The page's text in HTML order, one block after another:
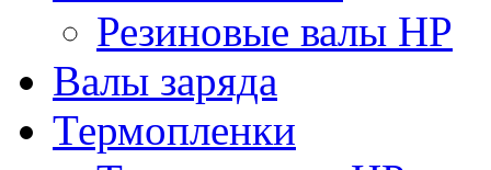
Резиновые валы HP
Валы заряда
Термопленки